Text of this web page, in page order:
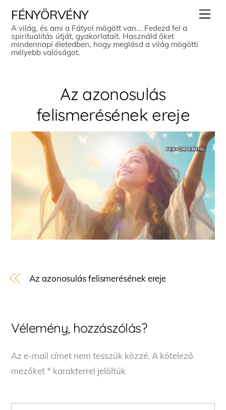
content
FÉNYÖRVÉNY
A világ, és ami a Fátyol mögött van... Fedezd fel a
spiritualitás útját, gyakorlatait. Használd őket
mindennapi életedben, hogy meglásd a világ mögötti
mélyebb valóságot.
Az azonosulás
felismerésének ereje
Az azonosulás felismerésének ereje
Vélemény, hozzászólás?
Az e-mail címet nem tesszük közzé. A kötelező
mezőket* karakterrel jelöltük